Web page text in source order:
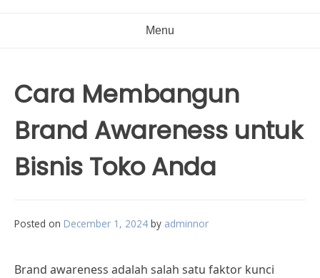
Menu
Cara Membangun
Brand Awareness untuk
Bisnis Toko Anda
Posted on December 1, 2024 by adminnor
Brand awareness adalah salah satu faktor kunci